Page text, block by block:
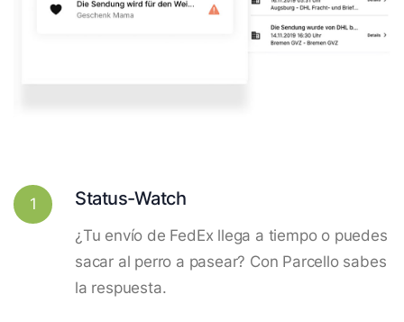
1 Status-Watch
¿Tu envío de FedEx llega a tiempo o puedes
sacar al perro a pasear? Con Parcello sabes
la respuesta.